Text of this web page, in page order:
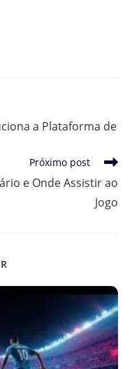
a Plataforma de
Próximo post
e Onde Assistir ao
Jogo